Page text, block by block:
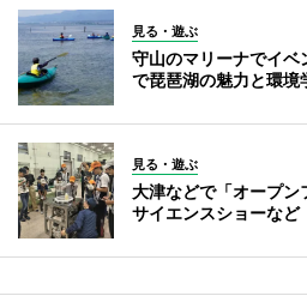
見る・遊ぶ
守山のマリーナでイ
で琵琶湖の魅力と環境
見る・遊ぶ
大津などで「オープ
サイエンスショーなど